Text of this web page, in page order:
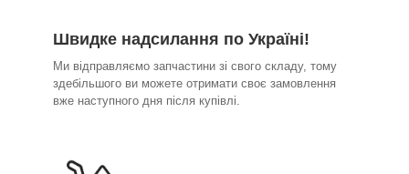
Швидке надсилання по Україні!
Ми відправляємо запчастини зі свого складу, тому
здебільшого ви можете отримати своє замовлення
вже наступного дня після купівлі.